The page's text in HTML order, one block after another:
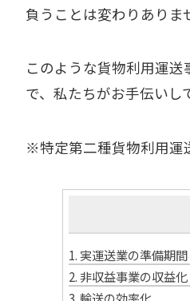
負うことは変わりありま
このような貨物利用運
で、私たちがお手伝いし
※特定第二種貨物利用運
1. 実運送業の準備期
2.非収益事業の収益化